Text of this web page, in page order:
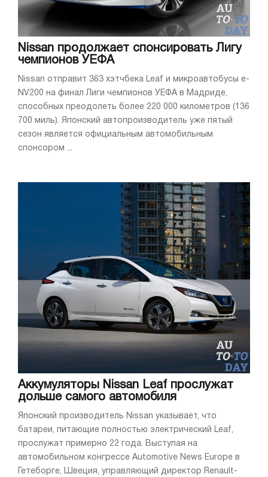
Nissan продолжает спонсировать Лигу
чемпионов УЕФА
Nissan отправит 363 хэтчбека Leaf и микроавтобусы e-
NV200 на финал Лиги чемпионов УЕФА в Мадриде,
способных преодолеть более 220 000 километров (136
700 миль). Японский автопроизводитель уже пятый
сезон является официальным автомобильным
спонсором ...
Аккумуляторы Nissan Leaf прослужат
дольше самого автомобиля
Японский производитель Nissan указывает, что
батареи, питающие полностью электрический Leaf,
прослужат примерно 22 года. Выступая на
автомобильном конгрессе Automotive News Europe в
Гетеборге, Швеция, управляющий директор Renault-